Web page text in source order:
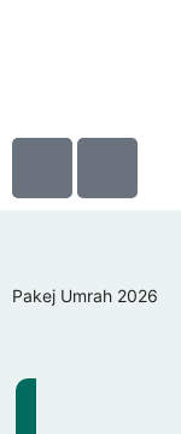
Pakej Umrah 2026